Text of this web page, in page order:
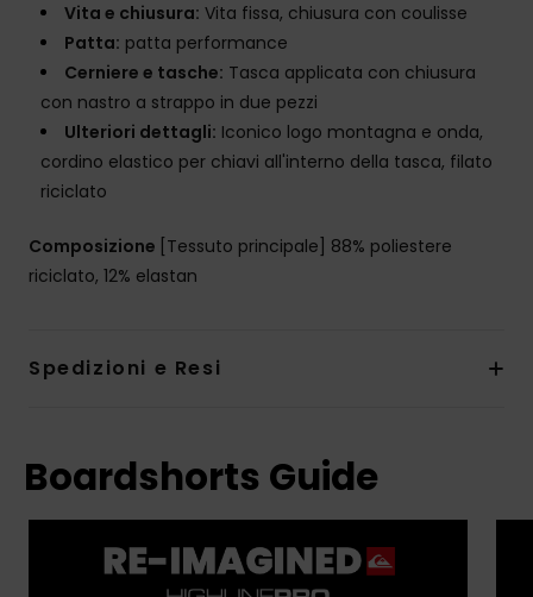
Vita e chiusura: Vita fissa, chiusura con coulisse
Patta: patta performance
Cerniere e tasche: Tasca applicata con chiusura
con nastro a strappo in due pezzi
Ulteriori dettagli: Iconico logo montagna e onda,
cordino elastico per chiavi all'interno della tasca, filato
riciclato
Composizione [Tessuto principale] 88% poliestere
riciclato, 12% elastan
Spedizioni e Resi
Boardshorts Guide